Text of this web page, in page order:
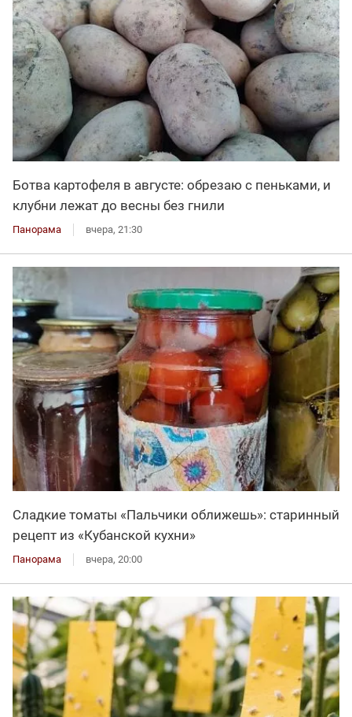
Ботва картофеля в августе: обрезаю с пеньками, и
клубни лежат до весны без гнили
Панорама вчера, 21:30
Сладкие томаты «Пальчики оближешь»: старинный
рецепт из «Кубанской кухни»
Панорама вчера, 20:00